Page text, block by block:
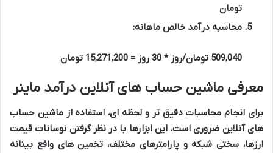
تومان
محاسبه درآمد خالص ماهانه:
509,040 تومان/روز * 30 روز = 15,271,200 تومان
معرفی ماشین حساب های آنلاین درآمد ماینر
برای انجام محاسبات دقیق تر و لحظه ای، استفاده از ماشین حساب
های آنلاین ضروری است. این ابزارها با در نظر گرفتن نوسانات قیمت
ارزها، سختی شبکه و پارامترهای مختلف، تخمین های واقع بینانه